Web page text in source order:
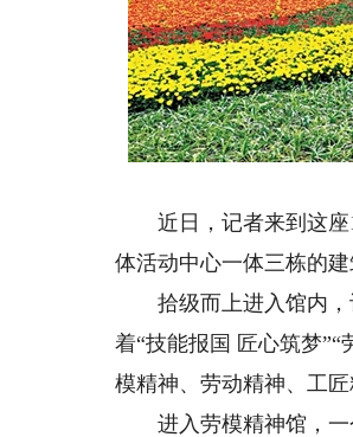
近日，记者来到这座
体活动中心一体三栋的
拾级而上进入馆内，
着“技能报国 匠心筑梦
模精神、劳动精神、工匠
进入劳模精神馆，一